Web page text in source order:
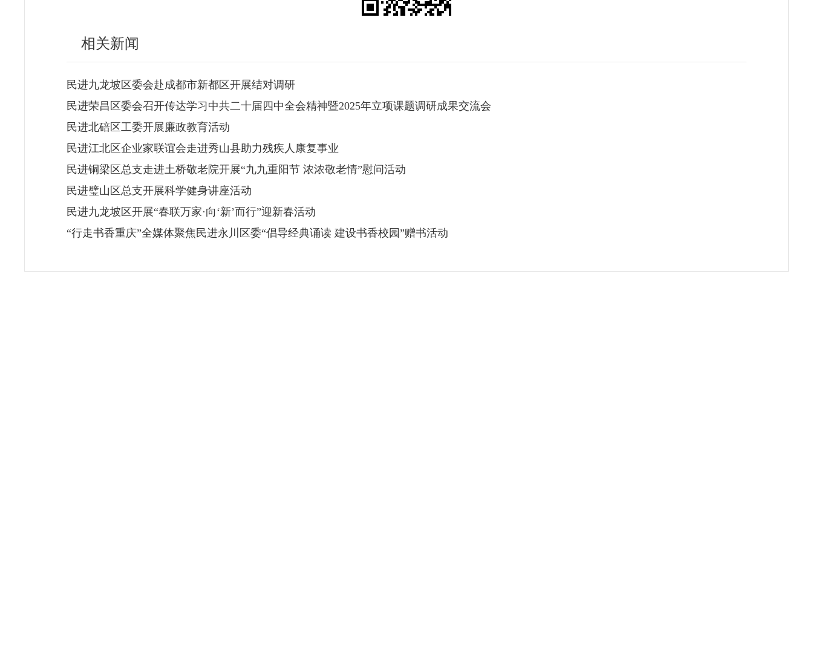
相关新闻
民进九龙坡区委会赴成都市新都区开展结对调研
民进荣昌区委会召开传达学习中共二十届四中全会精神暨2025年立项课题调研成果交流会
民进北碚区工委开展廉政教育活动
民进江北区企业家联谊会走进秀山县助力残疾人康复事业
民进铜梁区总支走进土桥敬老院开展“九九重阳节 浓浓敬老情”慰问活动
民进璧山区总支开展科学健身讲座活动
民进九龙坡区开展“春联万家·向‘新’而行”迎新春活动
“行走书香重庆”全媒体聚焦民进永川区委“倡导经典诵读 建设书香校园”赠书活动